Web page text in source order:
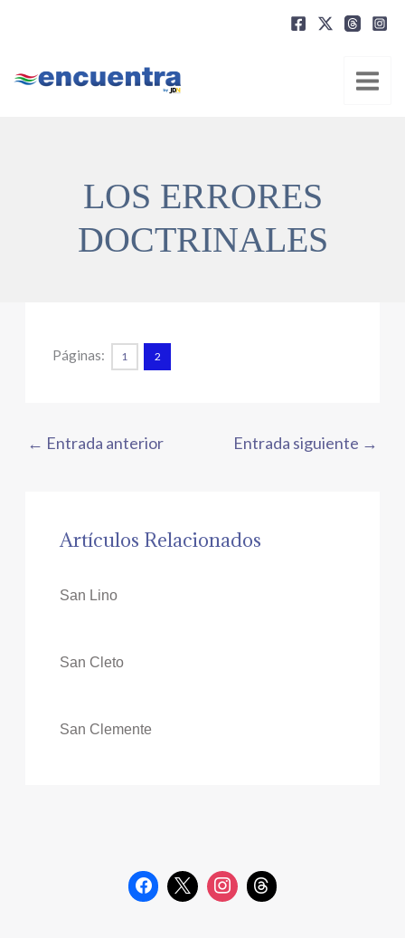
LOS ERRORES
DOCTRINALES
Páginas: 1 2
← Entrada anterior Entrada siguiente →
Artículos Relacionados
San Lino
San Cleto
San Clemente